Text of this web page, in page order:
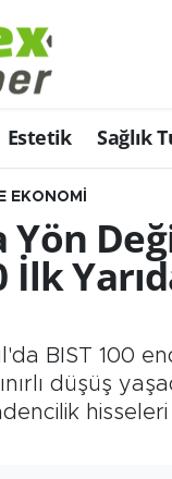
Estetik Sağlık
EKONOMI
Yön
İlk
BIST 100
düşüş
Eğlence
Ligi Puan
Haberleri